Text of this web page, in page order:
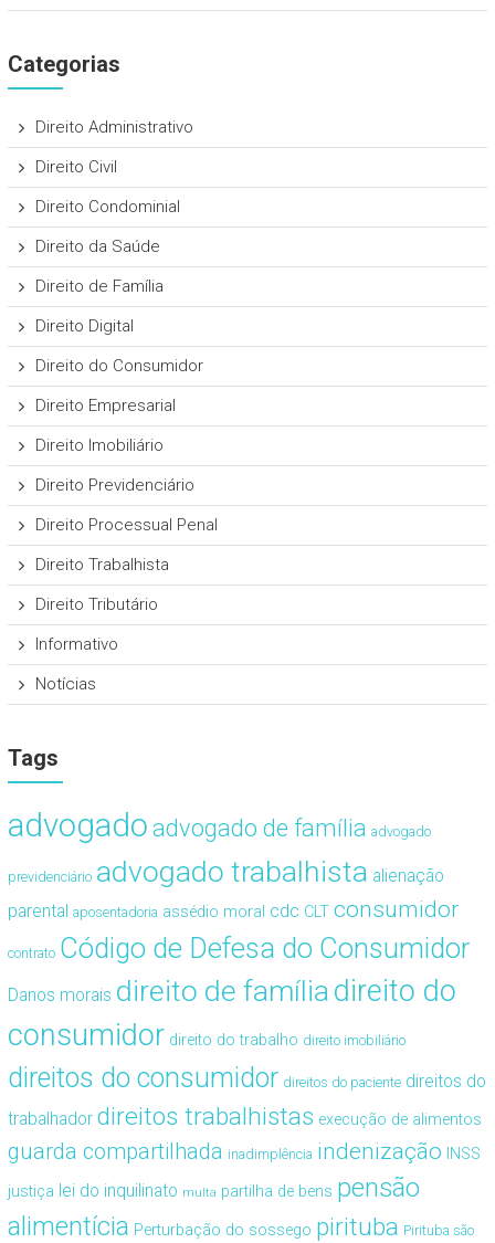
Categorias
Direito Administrativo
Direito Civil
Direito Condominial
Direito da Saúde
Direito de Família
Direito Digital
Direito do Consumidor
Direito Empresarial
Direito Imobiliário
Direito Previdenciário
Direito Processual Penal
Direito Trabalhista
Direito Tributário
Informativo
Notícias
Tags
advogado advogado de família advogado
previdenciário advogado trabalhista alienação
parental aposentadoria assédio moral cdc CLT consumidor
contrato Código de Defesa do Consumidor
Danos morais direito de famíliadireito do
consumidor direito do trabalho direito imobiliário
direitos do consumidor direitos do paciente direitos do
trabalhador direitos trabalhistas execução de alimentos
guarda compartilhada inadimplência indenização INSS
justiça lei do inquilinato multa partilha de bens pensão
alimentícia Perturbação do sossego pirituba Pirituba são